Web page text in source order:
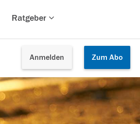
Ratgeber
Anmelden Zum Abo